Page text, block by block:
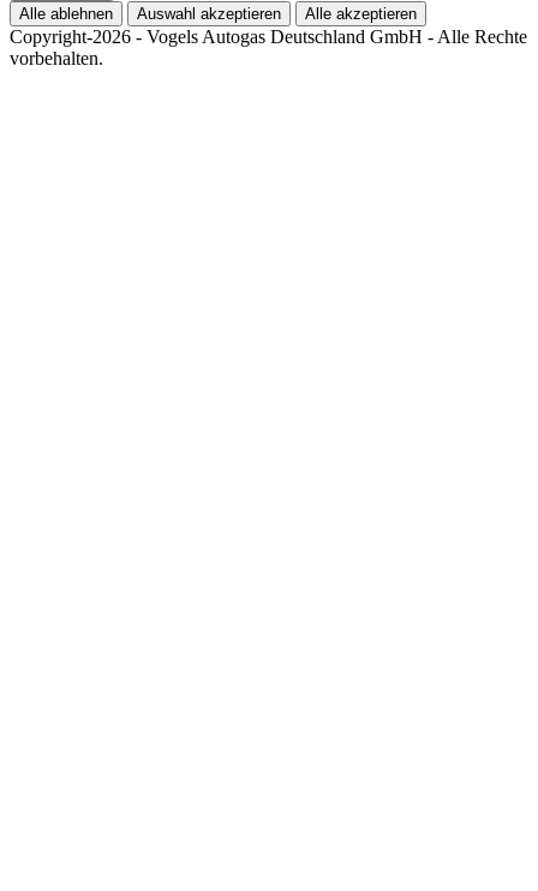
Alle ablehnen
Auswahl akzeptieren Alle akzeptieren
Copyright-2026 - Vogels Autogas Deutschland GmbH - Alle Rechte
vorbehalten.